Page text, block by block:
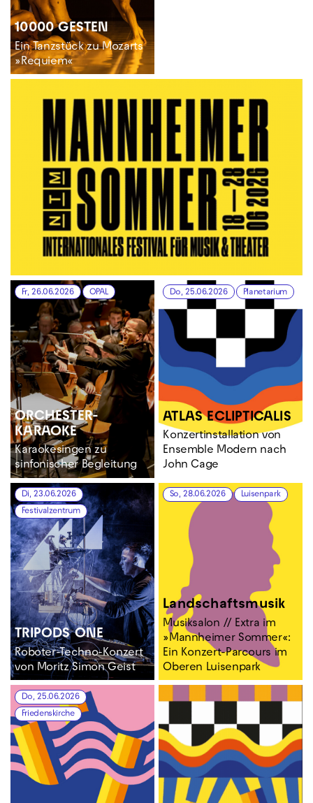
10000 GESTEN
Ein Tanzstück zu Mozarts
»Requiem«
Fr, 26.06.2026 OPAL
ORCHESTER­
KARAOKE
Karaokesingen zu
sinfonischer Begleitung
Do, 25.06.2026 Planetarium
ATLAS ECLIPTICALIS
Konzertinstallation von
Ensemble Modern nach
John Cage
Di, 23.06.2026
Festivalzentrum
TRIPODS ONE
Roboter-Techno-Konzert
von Moritz Simon Geist
So, 28.06.2026 Luisenpark
Landschafts­musik
Musiksalon // Extra im
»Mannheimer Sommer«:
Ein Konzert-Parcours im
Oberen Luisenpark
Do, 25.06.2026
Friedenskirche